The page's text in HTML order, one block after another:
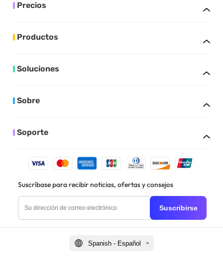
Precios
Productos
Soluciones
Sobre
Soporte
Suscríbase para recibir noticias, ofertas y consejos
Suscribirse
Spanish - Español